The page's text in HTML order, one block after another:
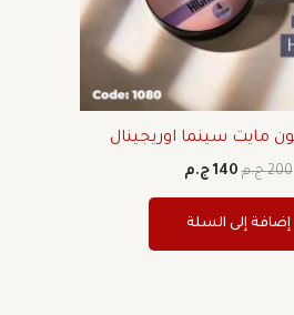
200 ج.م 140 ج.م
إضافة إلى السلة